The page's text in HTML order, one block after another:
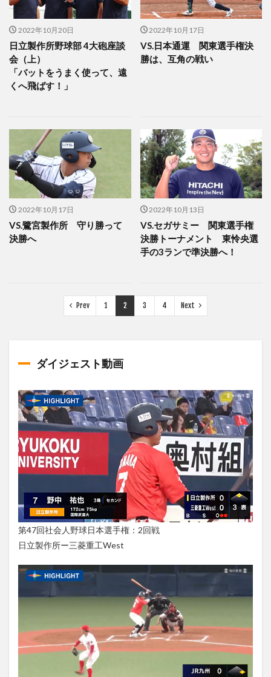
2022年10月20日
日立製作所野球部 4大砲座談
会（上）
「バットをうまく使って、遠
くへ飛ばす！」
2022年10月17日
VS.日本通運 関東選手権決
勝は、互角の戦い
2022年10月17日
VS.鷺宮製作所 守り勝って
決勝へ
2022年10月13日
VS.セガサミー 関東選手権
決勝トーナメント 東怜央選
手の3ランで準決勝へ！
Prev 1 2 3 4 Next
ダイジェスト動画
第47回社会人野球日本選手権：2回戦
日立製作所ー三菱重工West